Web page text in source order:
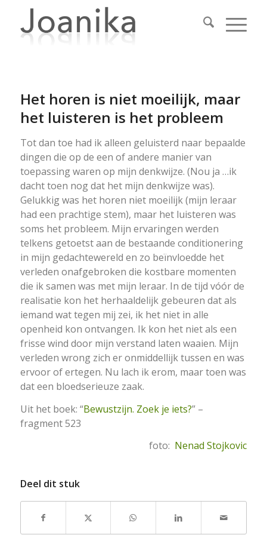
Het horen is niet moeilijk, maar
het luisteren is het probleem
Tot dan toe had ik alleen geluisterd naar bepaalde
dingen die op de een of andere manier van
toepassing waren op mijn denkwijze. (Nou ja …ik
dacht toen nog dat het mijn denkwijze was).
Gelukkig was het horen niet moeilijk (mijn leraar
had een prachtige stem), maar het luisteren was
soms het probleem. Mijn ervaringen werden
telkens getoetst aan de bestaande conditionering
in mijn gedachtewereld en zo beïnvloedde het
verleden onafgebroken die kostbare momenten
die ik samen was met mijn leraar. In de tijd vóór de
realisatie kon het herhaaldelijk gebeuren dat als
iemand wat tegen mij zei, ik het niet in alle
openheid kon ontvangen. Ik kon het niet als een
frisse wind door mijn verstand laten waaien. Mijn
verleden wrong zich er onmiddellijk tussen en was
ervoor of ertegen. Nu lach ik erom, maar toen was
dat een bloedserieuze zaak.
Uit het boek: “Bewustzijn. Zoek je iets?” –
fragment 523
foto: Nenad Stojkovic
Deel dit stuk